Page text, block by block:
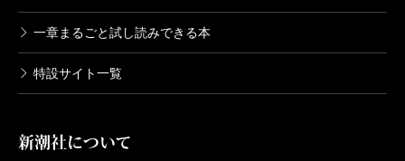
一章まるごと試し読みできる本
特設サイト一覧
新潮社について